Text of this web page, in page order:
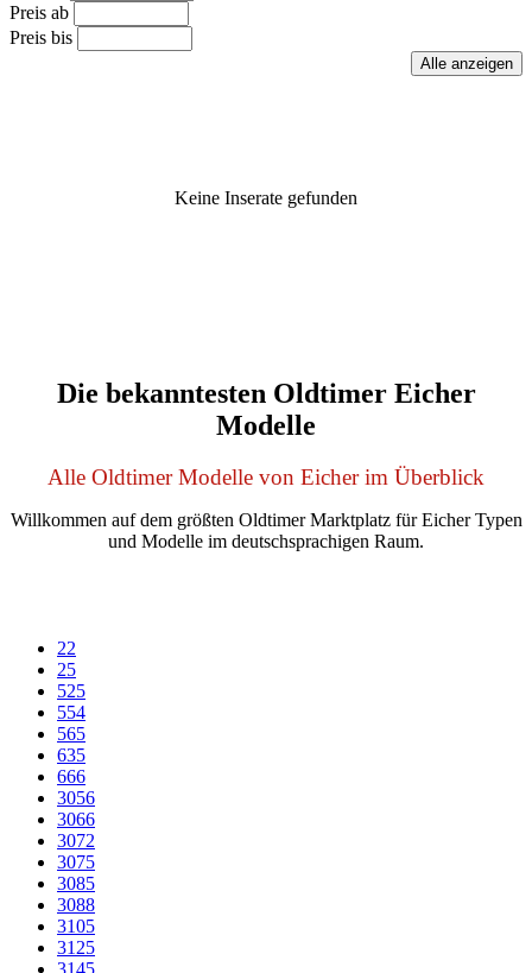
Preis ab
Preis bis
Keine Inserate gefunden
Die bekanntesten Oldtimer Eicher
Modelle
Alle Oldtimer Modelle von Eicher im Überblick
Willkommen auf dem größten Oldtimer Marktplatz für Eicher Typen
und Modelle im deutschsprachigen Raum.
22
25
525
554
565
635
666
3056
3066
3072
3075
3085
3088
3105
3125